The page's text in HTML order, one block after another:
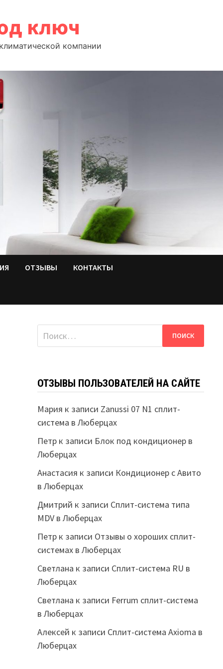
ключ
компании
ОТЗЫВЫ КОНТАКТЫ
Найти:
ОТЗЫВЫ ПОЛЬЗОВАТЕЛЕЙ НА САЙТЕ
Мария к записи Zanussi 07 N1 сплит-
система в Люберцах
Петрк записи Блок под кондиционер в
Люберцах
Анастасия к записи Кондиционер с Авито
в Люберцах
Дмитрий к записи Сплит-система типа
MDV в Люберцах
Петрк записи Отзывы о хороших сплит-
системах в Люберцах
Светлана к записи Сплит-система RU в
Люберцах
Светлана к записи Ferrum сплит-система
в Люберцах
Алексей к записи Сплит-система Axioma в
Люберцах